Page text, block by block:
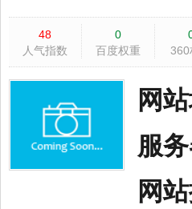
48
人气指数
0
百度权重
360
网
服
网